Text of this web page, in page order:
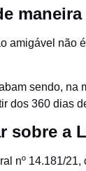
maneira
amigável não
sendo, na
dos 360 dias
sobre a
nº 14.181/